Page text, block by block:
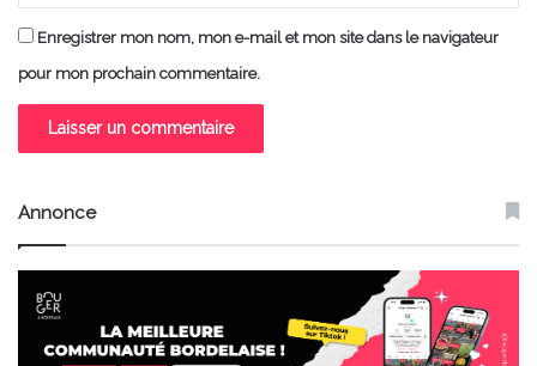
Enregistrer mon nom, mon e-mail et mon site dans le navigateur
pour mon prochain commentaire.
Annonce